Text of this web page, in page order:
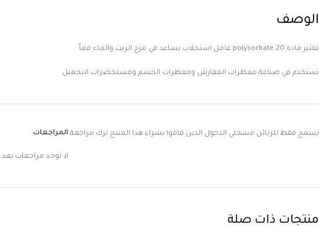
الوصف
تعتبر مادة polysorbate 20 عامل استحلاب يساعد في مزج الزيت والماء معاٌ
تستخدم في صناعة معطرات المفارش ومعطرات الجسم ومستحضرات التجميل
المراجعات
لا توجد مراجعات بعد.
يسمح فقط للزبائن مسجلي الدخول الذين قاموا بشراء هذا المنتج ترك مراجعة.
منتجات ذات صلة